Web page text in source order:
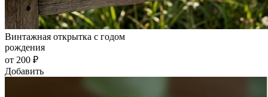
Винтажная открытка с годом
рождения
от 200 ₽
Добавить